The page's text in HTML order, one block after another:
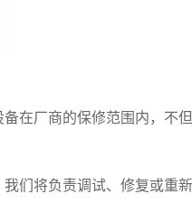
在厂商的保修范围内，不
们将负责调试、修复或重